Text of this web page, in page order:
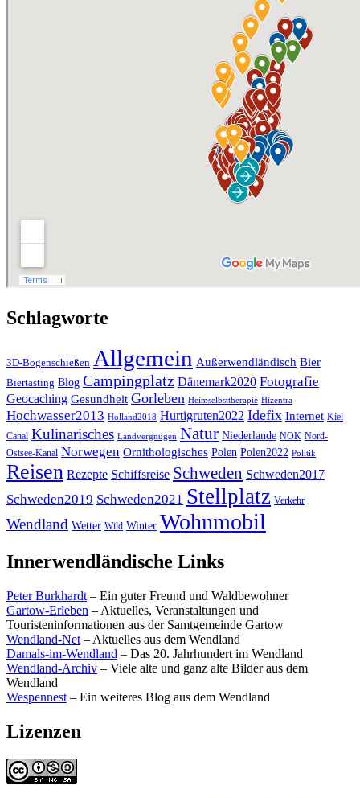
Schlagworte
3D-Bogenschießen Allgemein Außerwendländisch Bier
Biertasting Blog Campingplatz Dänemark2020 Fotografie
Geocaching Gesundheit Gorleben Heimselbsttherapie Hizentra
Hochwasser2013 Holland2018 Hurtigruten2022 Idefix Internet Kiel
Canal Kulinarisches Landvergnügen Natur Niederlande NOK Nord-
Ostsee-Kanal Norwegen Ornithologisches Polen Polen2022 Politik
Reisen Rezepte Schiffsreise Schweden Schweden2017
Schweden2019 Schweden2021 Stellplatz Verkehr
Wendland Wetter Wild Winter Wohnmobil
Innerwendländische Links
Peter Burkhardt – Ein guter Freund und Waldbewohner
Gartow-Erleben – Aktuelles, Veranstaltungen und
Touristeninformationen aus der Samtgemeinde Gartow
Wendland-Net – Aktuelles aus dem Wendland
Damals-im-Wendland – Das 20. Jahrhundert im Wendland
Wendland-Archiv – Viele alte und ganz alte Bilder aus dem
Wendland
Wespennest – Ein weiteres Blog aus dem Wendland
Lizenzen